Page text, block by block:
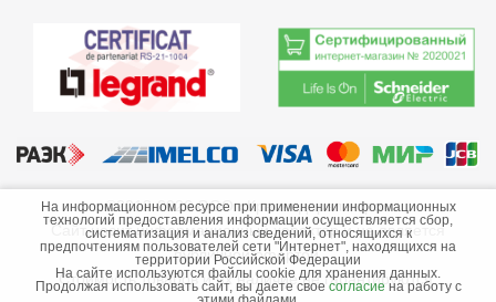
©2013-2026 ООО «Краснодарэлектро»
Сайт носит информационный характер и не является
публичной офертой.
Стоимость товаров и их наличие не гарантируются.
На информационном ресурсе при применении информационных
технологий предоставления информации осуществляется сбор,
систематизация и анализ сведений, относящихся к
предпочтениям пользователей сети "Интернет", находящихся на
территории Российской Федерации
На сайте используются файлы cookie для хранения данных.
Продолжая использовать сайт, вы даете свое согласие на работу с